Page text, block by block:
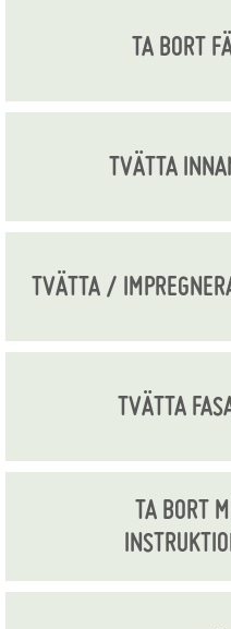
TA BORT
TVÄTTA
TVÄTTA /
TVÄTTA
TA BORT